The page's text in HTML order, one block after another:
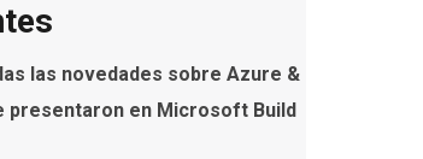
las novedades sobre Azure &
presentaron en Microsoft Build